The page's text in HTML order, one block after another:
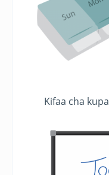
Kifaa cha